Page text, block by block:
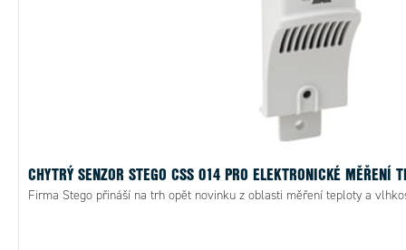
CHYTRÝ SENZOR STEGO CSS 014 PRO ELEKTRONICKÉ MĚŘENÍ
Firma Stego přináší na trh opět novinku z oblasti měření teploty a